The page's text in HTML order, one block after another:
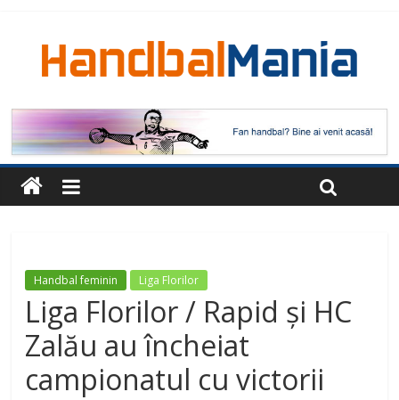
Handbal feminin Liga Florilor
Liga Florilor / Rapid și HC
Zalău au încheiat
campionatul cu victorii